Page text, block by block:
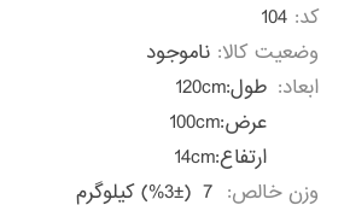
کد: 104
وضعیت کالا: ناموجود
ابعاد: طول:120cm
عرض:100cm
ارتفاع:14cm
وزن خالص: 7 (%3±) کیلوگرم